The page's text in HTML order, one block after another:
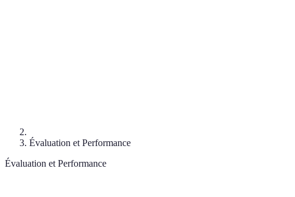
Évaluation et Performance
Évaluation et Performance